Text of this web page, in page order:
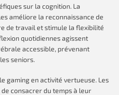
sur la cognition. La
améliore la reconnaissance de
de travail et stimule la flexibilité
quotidiennes agissent
accessible, prévenant
seniors.
gaming en activité vertueuse. Les
consacrer du temps à leur